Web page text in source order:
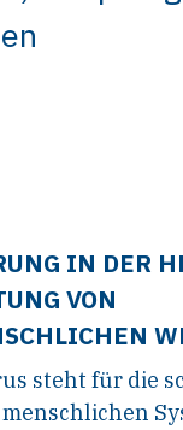
IN DER
VON
steht für die